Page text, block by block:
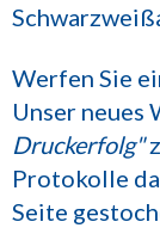
Werfen Sie
Unser neues
Druckerfolg"
Protokolle
Seite